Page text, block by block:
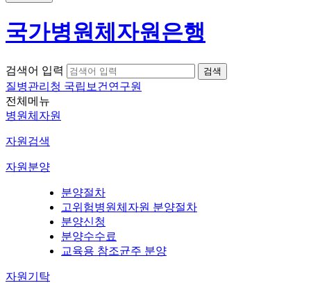
국가병원체자원은행
검색어 입력
질병관리청 국립보건연구원
전체메뉴
병원체자원
자원검색
자원분양
분양절차
고위험병원체자원 분양절차
분양신청
분양수수료
교육용 참조균주 분양
자원기탁